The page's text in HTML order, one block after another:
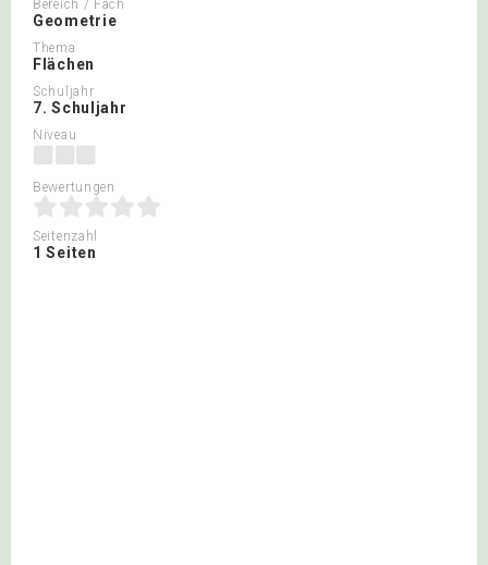
Bereich / Fach
Geometrie
Thema
Flächen
Schuljahr
7. Schuljahr
Niveau
Bewertungen
Seitenzahl
1 Seiten